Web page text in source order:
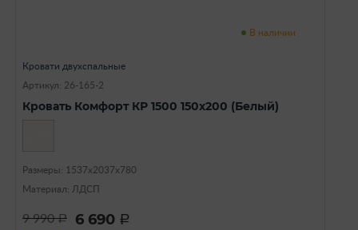
В наличии
Кровати двухспальные
Артикул: 26-165-2
Кровать Комфорт КР 1500 150х200 (Белый)
Размеры: 1537х2037х780
Материал: ЛДСП
9 990a 6 690 a